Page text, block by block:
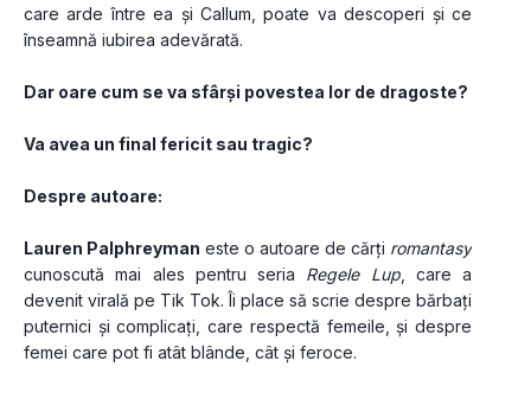
care arde între ea și Callum, poate va descoperi și ce
înseamnă iubirea adevărată.
Dar oare cum se va sfârși povestea lor de dragoste?
Va avea un final fericit sau tragic?
Despre autoare:
Lauren Palphreyman este o autoare de cărți romantasy
cunoscută mai ales pentru seria Regele Lup, care a
devenit virală pe Tik Tok. Îi place să scrie despre bărbați
puternici și complicați, care respectă femeile, și despre
femei care pot fi atât blânde, cât și feroce.